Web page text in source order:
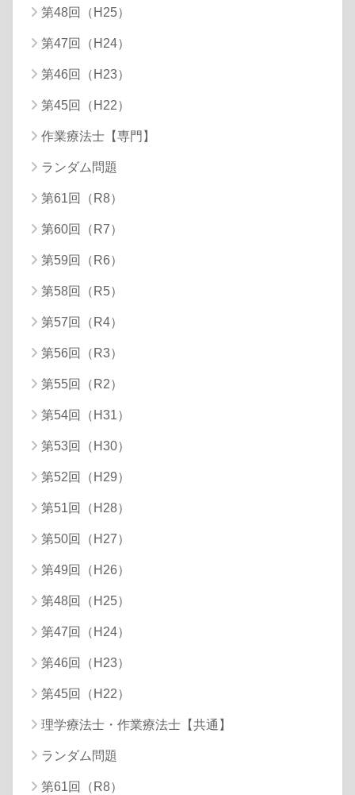
第48回（H25）
第47回（H24）
第46回（H23）
第45回（H22）
作業療法士【専門】
ランダム問題
第61回（R8）
第60回（R7）
第59回（R6）
第58回（R5）
第57回（R4）
第56回（R3）
第55回（R2）
第54回（H31）
第53回（H30）
第52回（H29）
第51回（H28）
第50回（H27）
第49回（H26）
第48回（H25）
第47回（H24）
第46回（H23）
第45回（H22）
理学療法士・作業療法士【共通】
ランダム問題
第61回（R8）